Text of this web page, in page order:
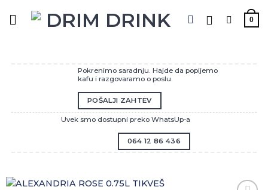
0
Pokrenimo saradnju. Hajde da popijemo
kafu i razgovaramo o poslu.
POŠALJI ZAHTEV
Uvek smo dostupni preko WhatsUp-a
064 12 86 436